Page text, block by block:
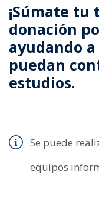
¡Súmate tu
donación
ayudando
puedan
estudios.
Se puede
equipos